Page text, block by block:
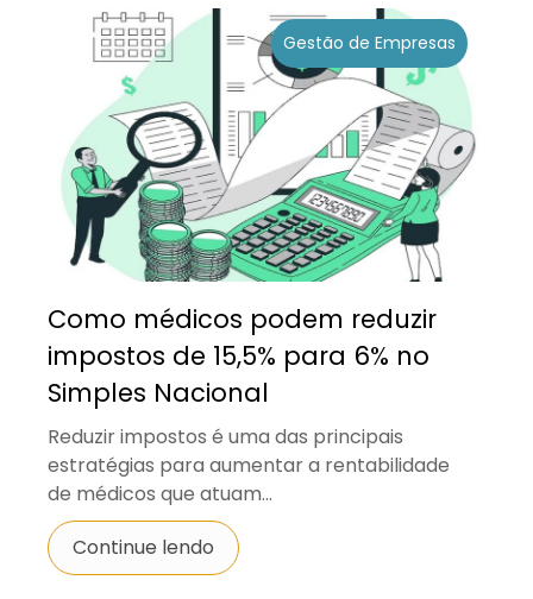
Gestão de Empresas
Como médicos podem reduzir
impostos de 15,5% para 6% no
Simples Nacional
Reduzir impostos é uma das principais
estratégias para aumentar a rentabilidade
de médicos que atuam...
Continue lendo